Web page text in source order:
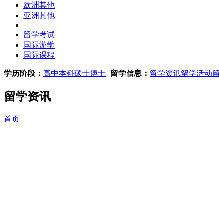
欧洲其他
亚洲其他
留学考试
国际游学
国际课程
学历阶段： 高中本科硕士博士 留学信息： 留学资讯留学活动
留学资讯
首页